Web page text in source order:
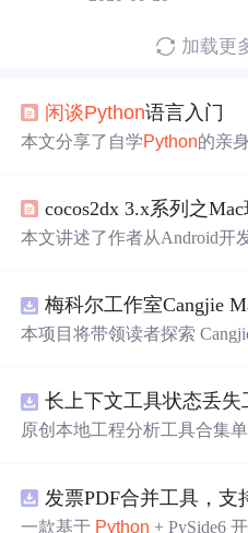
加载更
闲谈Python语言入门
本文分享了自学Python的亲
路径，适合初学者快速上手。
cocos2dx 3.x系列之
本文讲述了作者从Android开
梅科尔工作室Cangjie
本项目将带领读者探索
原创本地工程分析工具合集
行效果图、README、运行
及原创授权声明。Node.js
一款基于 Python + PySide6